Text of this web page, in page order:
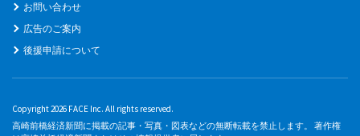
お問い合わせ
広告のご案内
後援申請について
Copyright 2026 FACE Inc. All rights reserved.
高崎前橋経済新聞に掲載の記事・写真・図表などの無断転載を禁止します。 著作権